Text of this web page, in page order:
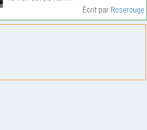
Écrit par Roserouge